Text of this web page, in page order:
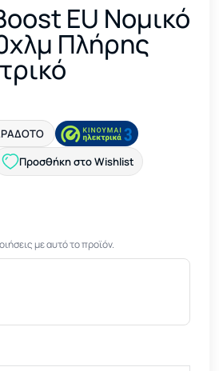
EU Νομικό
Πλήρης
Προσθήκη στο Wishlist
με αυτό το προϊόν.